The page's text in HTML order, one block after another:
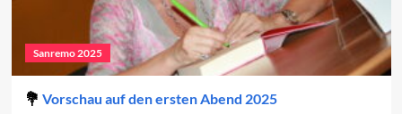
Sanremo 2025
Vorschau auf den ersten Abend 2025